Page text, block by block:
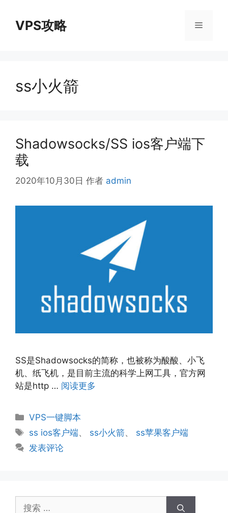
VPS攻略 菜
ss小火箭
Shadowsocks/SS ios客户端下
载
2020年10月30日 作者 admin
SS是Shadowsocks的简称，也被称为酸酸、小飞
机、纸飞机，是目前主流的科学上网工具，官方网
站是http … 阅读更多
分
类
VPS一键脚本
标
签
ss ios客户端、 ss小火箭、 ss苹果客户端
发表评论